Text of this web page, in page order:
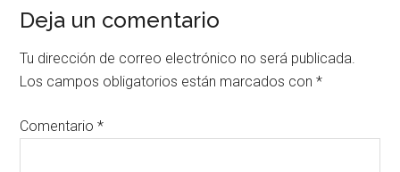
Deja un comentario
Tu dirección de correo electrónico no será publicada.
Los campos obligatorios están marcados con*
Comentario*